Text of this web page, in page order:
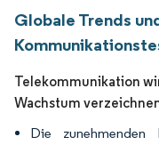
Globale Trends
Telekommunikation
Wachstum
Die